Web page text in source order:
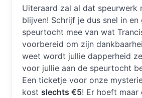
Uiteraard zal al dat speurwerk
blijven! Schrijf je dus snel in en
speurtocht mee van wat
voorbereid om zijn
weet wordt jullie dapperheid
voor jullie aan de speurtocht
Een ticketje voor onze
kost slechts €5! Er hoeft maar